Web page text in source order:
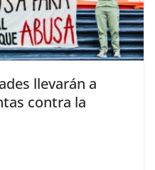
llevarán a
contra la